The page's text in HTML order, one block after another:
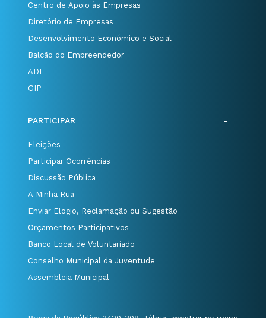
Centro de Apoio às Empresas
Diretório de Empresas
Desenvolvimento Económico e Social
Balcão do Empreendedor
ADI
GIP
PARTICIPAR
Eleições
Participar Ocorrências
Discussão Pública
A Minha Rua
Enviar Elogio, Reclamação ou Sugestão
Orçamentos Participativos
Banco Local de Voluntariado
Conselho Municipal da Juventude
Assembleia Municipal